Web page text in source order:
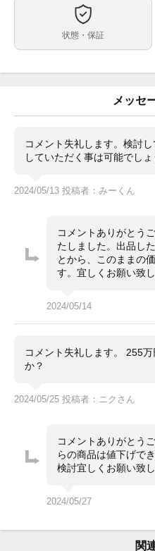
40
ケース素材
マ（フルコマで
状態
・D番シリアル
・ブレス番号
・ルーレット刻
（タイムグラフ
磨かれており小
立つ大きなキズ
ガラスにキズや
内箱に汚れ劣化
「他と比較して
比較しても約
行出品終了後に
・ご質問は『出
状態・保証
メッセ
コメント失礼します。検討
していただく事は可能でしょ
2024/05/13 投稿者：みーくん
コメントありがとう
たしました。出品し
とから、このままの
す。宜しくお願い致し
2024/05/14
コメント失礼します。 255
か？
2024/05/25 投稿者：ニクさん
コメントありがとう
らの商品は値下げで
検討宜しくお願い致し
2024/05/27
関